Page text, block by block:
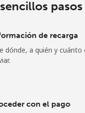
Iniciar Sesiónpasos
de recarga
dónde, a quién y cuánto
con el pago